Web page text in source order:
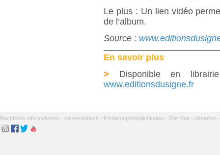
Le plus : Un lien vidéo
de l’album.
Source :
En savoir plus
> Disponible en
www.editionsdusigne.fr
Rechtliche Informationen - Adressenbuch - Förderungsmöglichkeiten - Site Map - Aktuelles -